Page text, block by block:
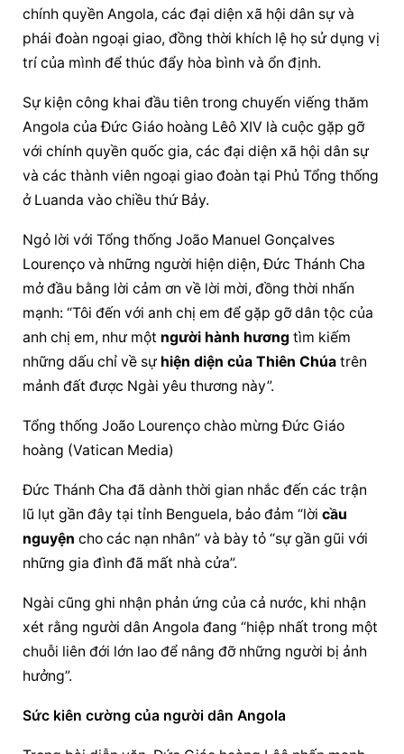
chính quyền Angola, các đại diện xã hội dân sự và
phái đoàn ngoại giao, đồng thời khích lệ họ sử dụng vị
trí của mình để thúc đẩy hòa bình và ổn định.
Sự kiện công khai đầu tiên trong chuyến viếng thăm
Angola của Đức Giáo hoàng Lêô XIV là cuộc gặp gỡ
với chính quyền quốc gia, các đại diện xã hội dân sự
và các thành viên ngoại giao đoàn tại Phủ Tổng thống
ở Luanda vào chiều thứ Bảy.
Ngỏ lời với Tổng thống João Manuel Gonçalves
Lourenço và những người hiện diện, Đức Thánh Cha
mở đầu bằng lời cảm ơn về lời mời, đồng thời nhấn
mạnh: “Tôi đến với anh chị em để gặp gỡ dân tộc của
anh chị em, như một người hành hương tìm kiếm
những dấu chỉ về sự hiện diện của Thiên Chúa trên
mảnh đất được Ngài yêu thương này”.
Tổng thống João Lourenço chào mừng Đức Giáo
hoàng (Vatican Media)
Đức Thánh Cha đã dành thời gian nhắc đến các trận
lũ lụt gần đây tại tỉnh Benguela, bảo đảm “lời cầu
nguyện cho các nạn nhân” và bày tỏ “sự gần gũi với
những gia đình đã mất nhà cửa”.
Ngài cũng ghi nhận phản ứng của cả nước, khi nhận
xét rằng người dân Angola đang “hiệp nhất trong một
chuỗi liên đới lớn lao để nâng đỡ những người bị ảnh
hưởng”.
Sức kiên cường của người dân Angola